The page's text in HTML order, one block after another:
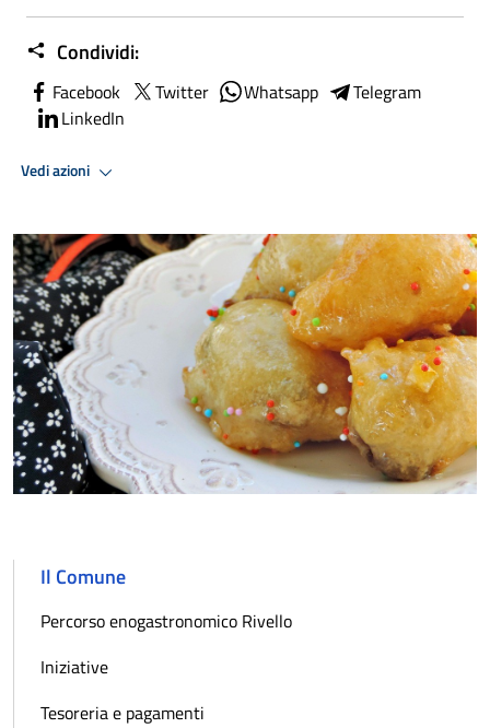
Condividi:
Facebook Twitter Whatsapp
Telegram
LinkedIn
Vedi azioni
Il Comune
Percorso enogastronomico Rivello
Iniziative
Tesoreria e pagamenti